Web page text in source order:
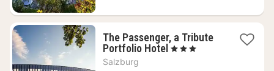
The Passenger, a Tribute
Portfolio Hotel 1
, 3 Sterren
Salzburg